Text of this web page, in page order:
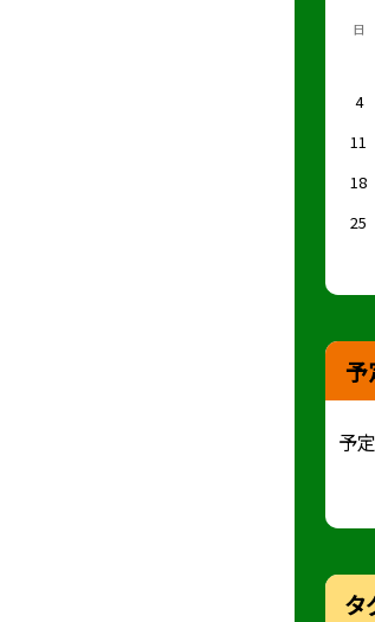
日
4
11
18
25
予
予
タ